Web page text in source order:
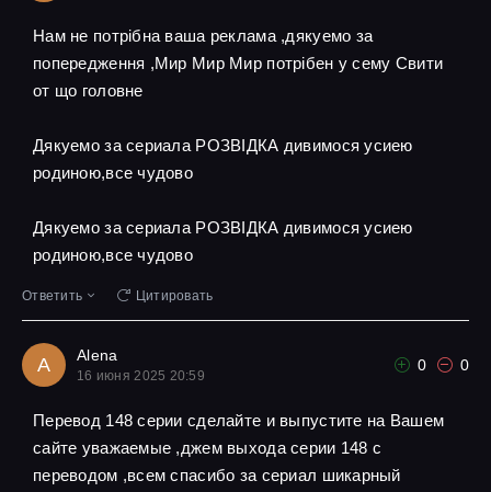
Нам не потрібна ваша реклама ,дякуемо за
попередження ,Мир Мир Мир потрібен у сему Свити
от що головне
Дякуемо за сериала РОЗВІДКА дивимося усиею
родиною,все чудово
Дякуемо за сериала РОЗВІДКА дивимося усиею
родиною,все чудово
Ответить Цитировать
A Alena
16 июня 2025 20:59
0 0
Перевод 148 серии сделайте и выпустите на Вашем
сайте уважаемые ,джем выхода серии 148 с
переводом ,всем спасибо за сериал шикарный